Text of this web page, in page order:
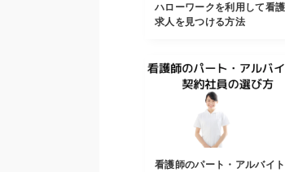
ハローワークを利用して看
求人を見つける方法
看護師のパート・アルバイト